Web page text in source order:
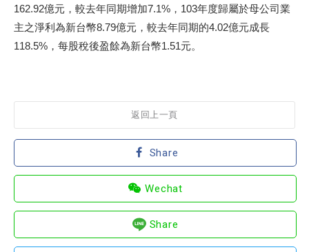
162.92億元，較去年同期增加7.1%，103年度歸屬於母公司業
主之淨利為新台幣8.79億元，較去年同期的4.02億元成長
118.5%，每股稅後盈餘為新台幣1.51元。
返回上一頁
Share
Wechat
Share